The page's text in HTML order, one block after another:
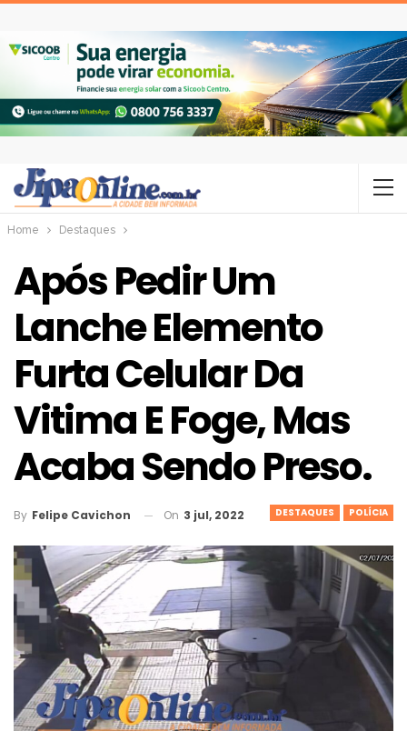
Home Destaques
Após Pedir Um
Lanche Elemento
Furta Celular Da
Vitima E Foge, Mas
Acaba Sendo Preso.
DESTAQUES POLÍCIA
By Felipe Cavichon On 3 jul, 2022